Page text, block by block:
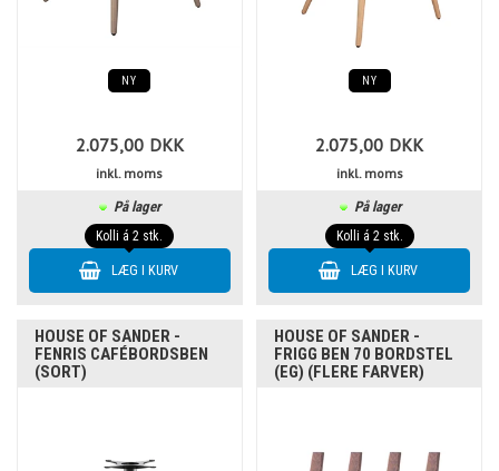
NY
2.075,00 DKK
inkl. moms
På lager
Kolli á 2 stk.
NY
2.075,00 DKK
inkl. moms
På lager
Kolli á 2 stk.
HOUSE OF SANDER -
FENRIS CAFÉBORDSBEN
(SORT)
HOUSE OF SANDER -
FRIGG BEN 70 BORDSTEL
(EG) (FLERE FARVER)